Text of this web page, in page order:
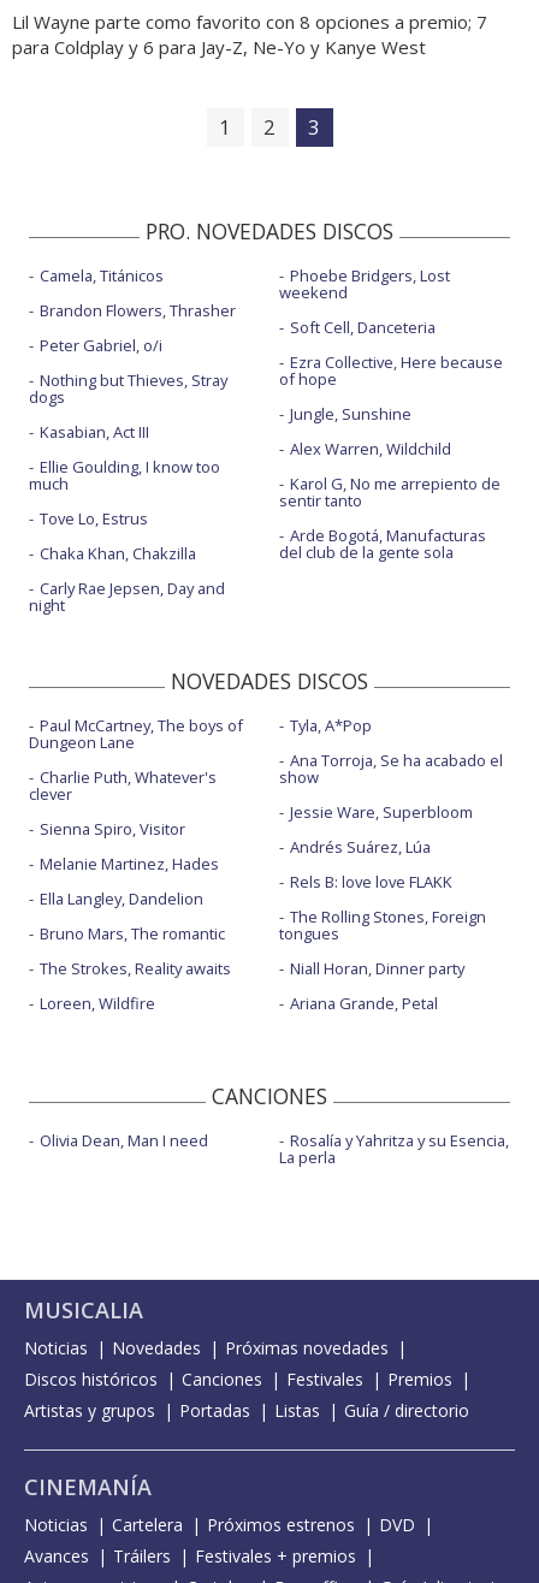
Lil Wayne parte como favorito con 8 opciones a premio; 7
para Coldplay y 6 para Jay-Z, Ne-Yo y Kanye West
1 2 3
PRO. NOVEDADES DISCOS
Camela, Titánicos
Brandon Flowers, Thrasher
Peter Gabriel, o/i
Nothing but Thieves, Stray
dogs
Kasabian, Act III
Ellie Goulding, I know too
much
Tove Lo, Estrus
Chaka Khan, Chakzilla
Carly Rae Jepsen, Day and
night
Phoebe Bridgers, Lost
weekend
Soft Cell, Danceteria
Ezra Collective, Here because
of hope
Jungle, Sunshine
Alex Warren, Wildchild
Karol G, No me arrepiento de
sentir tanto
Arde Bogotá, Manufacturas
del club de la gente sola
NOVEDADES DISCOS
Paul McCartney, The boys of
Dungeon Lane
Charlie Puth, Whatever's
clever
Sienna Spiro, Visitor
Melanie Martinez, Hades
Ella Langley, Dandelion
Bruno Mars, The romantic
The Strokes, Reality awaits
Loreen, Wildfire
Tyla, A*Pop
Ana Torroja, Se ha acabado el
show
Jessie Ware, Superbloom
Andrés Suárez, Lúa
Rels B: love love FLAKK
The Rolling Stones, Foreign
tongues
Niall Horan, Dinner party
Ariana Grande, Petal
CANCIONES
Olivia Dean, Man I need Rosalía y Yahritza y su Esencia,
La perla
MUSICALIA
Noticias Novedades
Próximas novedades
Discos históricos
Canciones Festivales
Premios
Artistas y grupos
Portadas Listas Guía / directorio
CINEMANÍA
Noticias Cartelera Próximos estrenos
DVD
Avances
Tráilers
Festivales + premios